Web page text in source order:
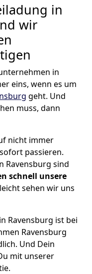
in
wir
in
eins, wenn es um
geht. Und
muss, dann
nicht immer
passieren.
Ravensburg sind
schnell unsere
sehen wir uns
Ravensburg ist bei
Ravensburg
Und Dein
mit unserer